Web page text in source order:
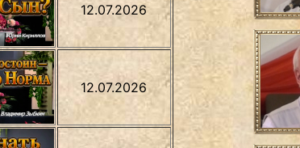
12.07.2026
12.07.2026